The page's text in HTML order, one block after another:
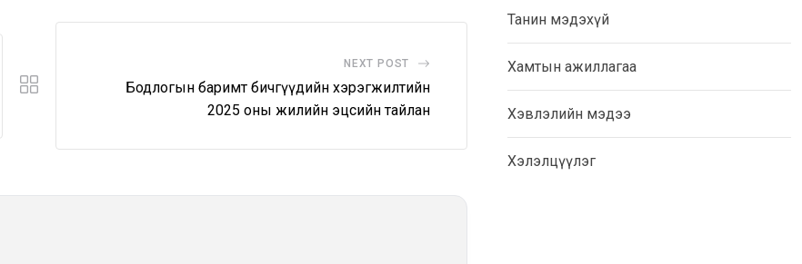
NEXT POST
Бодлогын баримт бичгүүдийн хэрэгжилтийн
2025 оны жилийн эцсийн тайлан
Танин мэдэхүй
Хамтын ажиллагаа
Хэвлэлийн мэдээ
Хэлэлцүүлэг